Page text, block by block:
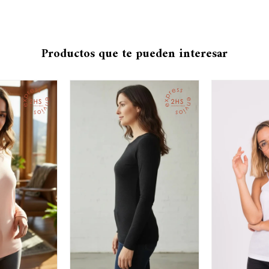
Productos que te pueden interesar